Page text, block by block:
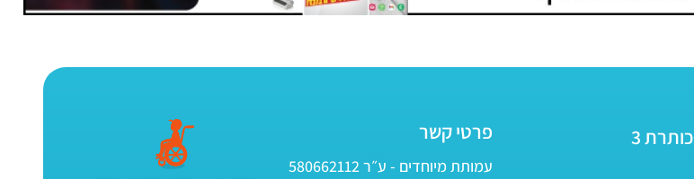
כותרת 3 פרטי קשר
עמותת מיוחדים - ע״ר 580662112